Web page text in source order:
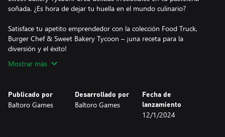
soñada. ¿Es hora de dejar tu huella en el mundo culinario?
Satisface tu apetito emprendedor con la colección Food Truck,
Burger Chef & Sweet Bakery Tycoon – ¡una receta para la
diversión y el éxito!
Mostrar más
Publicado por
Baltoro Games
Desarrollado por
Baltoro Games
Fecha de
lanzamiento
12/1/2024